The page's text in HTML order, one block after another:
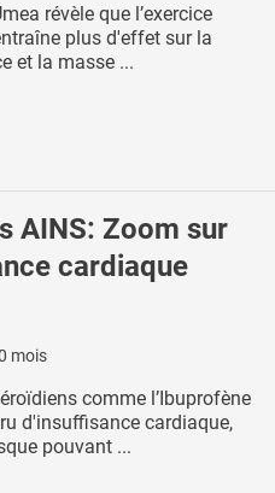
révèle que l’exercice
plus d'effet sur la
et la masse ...
AINS: Zoom sur
cardiaque
mois
comme l’Ibuprofène
d'insuffisance cardiaque,
pouvant ...